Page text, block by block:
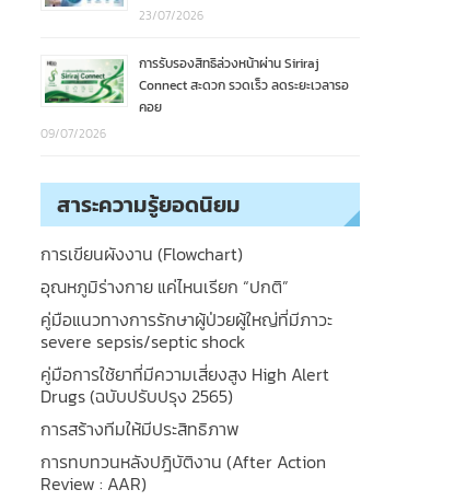
23/07/2026
การรับรองสิทธิล่วงหน้าผ่าน Siriraj
Connect สะดวก รวดเร็ว ลดระยะเวลารอ
คอย
09/07/2026
สาระความรู้ยอดนิยม
การเขียนผังงาน (Flowchart)
อุณหภูมิร่างกาย แค่ไหนเรียก “ปกติ”
คู่มือแนวทางการรักษาผู้ป่วยผู้ใหญ่ที่มีภาวะ
severe sepsis/septic shock
คู่มือการใช้ยาที่มีความเสี่ยงสูง High Alert
Drugs (ฉบับปรับปรุง 2565)
การสร้างทีมให้มีประสิทธิภาพ
การทบทวนหลังปฎิบัติงาน (After Action
Review : AAR)